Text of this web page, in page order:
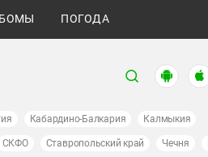
ПОГОДА
Кабардино-Балкария Калмыкия
СКФО Ставропольский край Чечня